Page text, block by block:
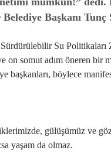
Başkanı Tunç
Su
somut adım öneren
böylece
gülüşümüz ve
yaşam da olmaz.